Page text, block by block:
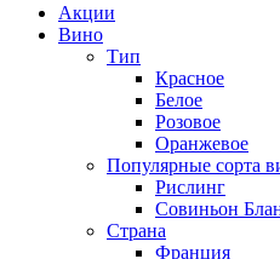
Акции
Вино
Тип
Красное
Белое
Розовое
Оранжевое
Популярные сорта
Рислинг
Совиньон
Страна
Франция